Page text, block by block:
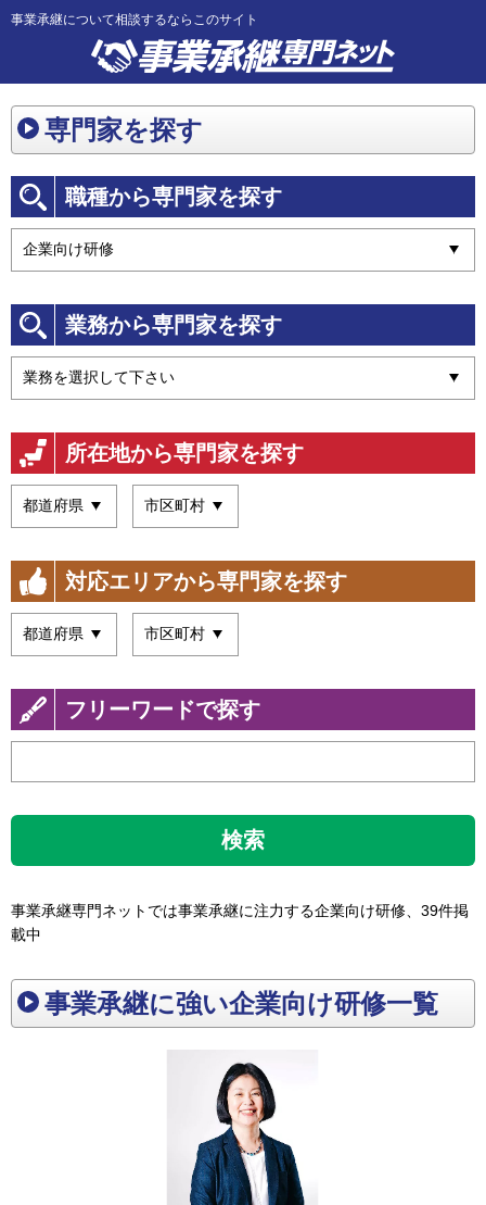
事業承継について相談するならこのサイト
専門家を探す
職種から専門家を探す
業務から専門家を探す
所在地から専門家を探す
対応エリアから専門家を探す
フリーワードで探す
検索
事業承継専門ネットでは事業承継に注力する企業向け研修、39件掲
載中
事業承継に強い企業向け研修一覧